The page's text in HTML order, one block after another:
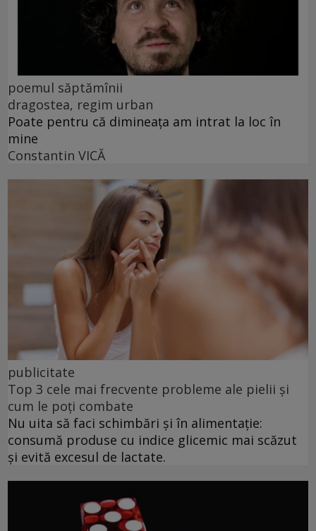
poemul săptămînii
dragostea, regim urban
Poate pentru că dimineața am intrat la loc în
mine
Constantin VICĂ
publicitate
Top 3 cele mai frecvente probleme ale pielii și
cum le poți combate
Nu uita să faci schimbări și în alimentație:
consumă produse cu indice glicemic mai scăzut
și evită excesul de lactate.